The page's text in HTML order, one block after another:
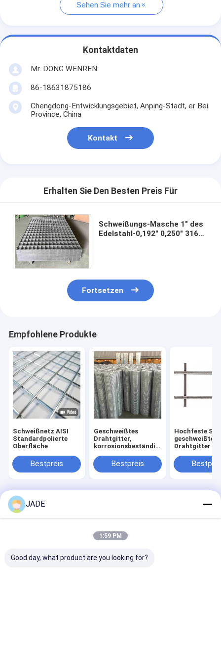
Sehen Sie mehr an
Kontaktdaten
Mr. DONG WENREN
86-18631875186
Chengdong-Entwicklungsgebiet, Anping-Stadt, er Bei
Province, China
Kontakt
Erhalten Sie Den Besten Preis Für
Schweißungs-Masche 1" des
Edelstahl-0,192" 0,250" 316
Fortsetzen
Empfohlene Produkte
Schweißnetz AISI
Standardpolierte
Oberfläche
Bestpreis
Geschweißtes
Drahtgitter,
korrosionsbeständig,
Vielzahl von
Anwendungen
Bestpreis
Hochfeste SS-
geschweißte
Drahtgitter
Zäune und
industrielle
Installation
Startseite
2026 Anping Qianpu Wire Mesh Products Co., Ltd.. All Rights
Reserved.
JADE
1:59 PM
Good day, what product are you looking for?